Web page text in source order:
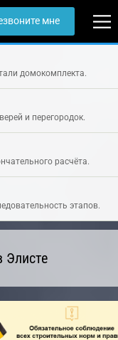
мне
домокомплекта.
и перегородок.
расчёта.
этапов.